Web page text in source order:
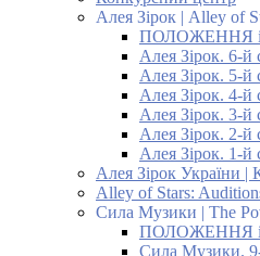
Алея Зірок | Alley of
ПОЛОЖЕННЯ і
Алея Зірок. 6-й
Алея Зірок. 5-й
Алея Зірок. 4-й
Алея Зірок. 3-й
Алея Зірок. 2-й
Алея Зірок. 1-й
Алея Зірок України |
Alley of Stars:
Сила Музики | The
ПОЛОЖЕННЯ і
Сила Музики.